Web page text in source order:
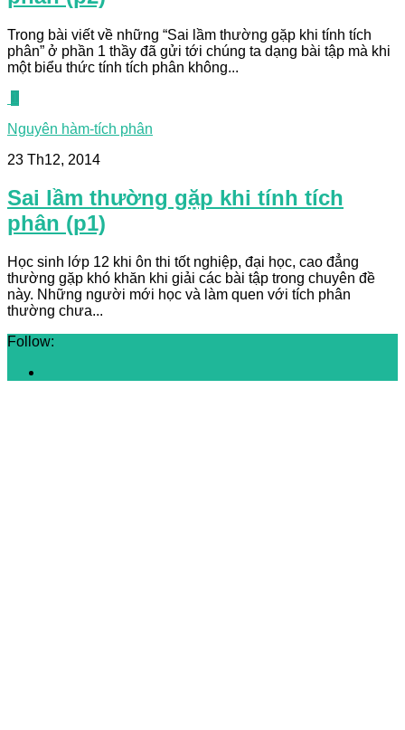
Trong bài viết về những “Sai lầm thường gặp khi tính tích
phân” ở phần 1 thầy đã gửi tới chúng ta dạng bài tập mà khi
một biểu thức tính tích phân không...
Nguyên hàm-tích phân
23 Th12, 2014
Sai lầm thường gặp khi tính tích
phân (p1)
Học sinh lớp 12 khi ôn thi tốt nghiệp, đại học, cao đẳng
thường gặp khó khăn khi giải các bài tập trong chuyên đề
này. Những người mới học và làm quen với tích phân
thường chưa...
Follow: